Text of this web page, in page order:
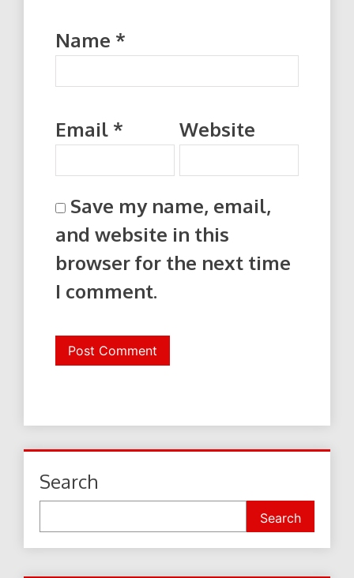
Name *
Email * Website
Save my name, email,
and website in this
browser for the next time
I comment.
Search
Search